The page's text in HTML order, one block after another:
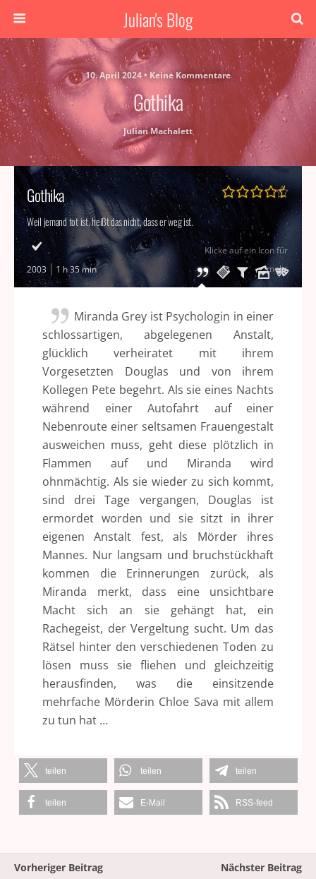
Julian's Blog
10. April 2024 • Keine Kommentare
Gothika
Julian Machalett
Gothika
Weil jemand tot ist, heißt das nicht, dass er weg ist.
2003 1 h 35 min
Klicke auf ein Icon für
mehr
Miranda Grey ist Psychologin in einer
schlossartigen, abgelegenen Anstalt,
glücklich verheiratet mit ihrem
Vorgesetzten Douglas und von ihrem
Kollegen Pete begehrt. Als sie eines Nachts
während einer Autofahrt auf einer
Nebenroute einer seltsamen Frauengestalt
ausweichen muss, geht diese plötzlich in
Flammen auf und Miranda wird
ohnmächtig. Als sie wieder zu sich kommt,
sind drei Tage vergangen, Douglas ist
ermordet worden und sie sitzt in ihrer
eigenen Anstalt fest, als Mörder ihres
Mannes. Nur langsam und bruchstückhaft
kommen die Erinnerungen zurück, als
Miranda merkt, dass eine unsichtbare
Macht sich an sie gehängt hat, ein
Rachegeist, der Vergeltung sucht. Um das
Rätsel hinter den verschiedenen Toden zu
lösen muss sie fliehen und gleichzeitig
herausfinden, was die einsitzende
mehrfache Mörderin Chloe Sava mit allem
zu tun hat …
teilen teilen teilen
teilen E-Mail RSS-feed
Vorheriger Beitrag
Nächster Beitrag